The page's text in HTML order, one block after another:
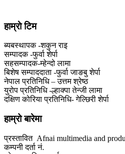
हाम्राे टिम
ब्यबस्थापक -शकुन राइ
सम्पादक -फुर्वा शेर्पा
सहसम्पादक-म्हेन्दो लामा
‍बिशेष सम्पाददाता -फुर्वा जा‌ङबु शेर्पा
नेपाल प्रतिनिधि – उत्तम श्रेष्ठ
युरोप प्रतिनिधि -ल्हाक्पा तेन्जी लामा
दक्षिण कोरिया प्रतिनिधि- गेल्छिरी शेर्पा
हाम्रो बारेमा
प्रस्तावित Afnai multimedia and
कम्पनी दर्ता नं.